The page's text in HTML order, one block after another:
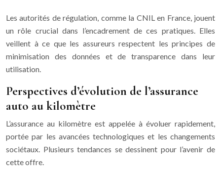
Les autorités de régulation, comme la CNIL en France, jouent
un rôle crucial dans l’encadrement de ces pratiques. Elles
veillent à ce que les assureurs respectent les principes de
minimisation des données et de transparence dans leur
utilisation.
Perspectives d’évolution de l’assurance
auto au kilomètre
L’assurance au kilomètre est appelée à évoluer rapidement,
portée par les avancées technologiques et les changements
sociétaux. Plusieurs tendances se dessinent pour l’avenir de
cette offre.